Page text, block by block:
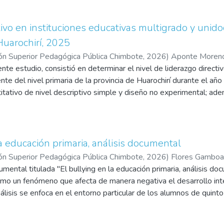
investigación, se ha podido revisar fuentes bibliográficas, tales
se demuestra que la enseñanza diferenciada y el
para incrementar el nivel de logro de los aprendizajes.
en la planificación docente permitirá acceder a una educación
una mejora significativa en el rendimiento académico
en instituciones educativas multigrado y
2025
Superior Pedagógica Pública Chimbote, 2026) Aponte
Huarajari, Jackeline Karina
estudio, consistió en determinar el nivel de liderazgo
del nivel primaria de la provincia de Huarochirí durante el
de nivel descriptivo simple y diseño no experimental;
por otro lado, la media tuvo una puntuación de 35.67; por lo
institución, es deficiente y requiere atención estrategia como
primaria, análisis documental
Superior Pedagógica Pública Chimbote, 2026) Flores
Bances, Sarita Lisbeth
titulada "El bullying en la educación primaria, análisis
un fenómeno que afecta de manera negativa el desarrollo
se enfoca en el entorno particular de los alumnos de